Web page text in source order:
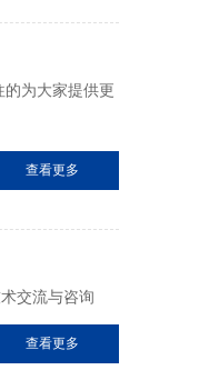
为大家提供更
查看更多
交流与咨询
查看更多